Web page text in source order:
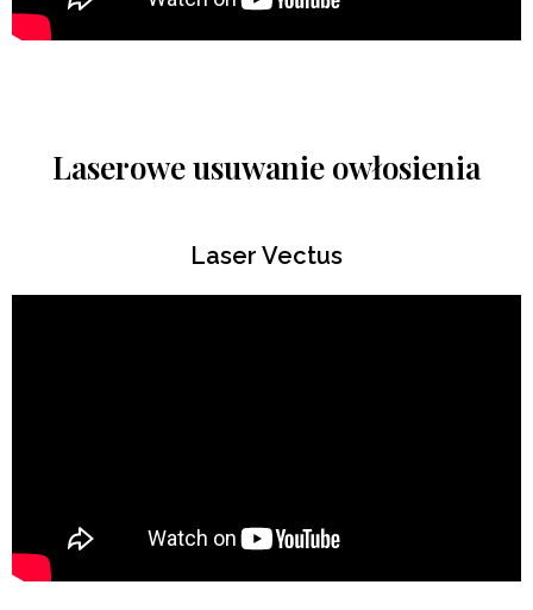
Laserowe usuwanie owłosienia
Laser Vectus